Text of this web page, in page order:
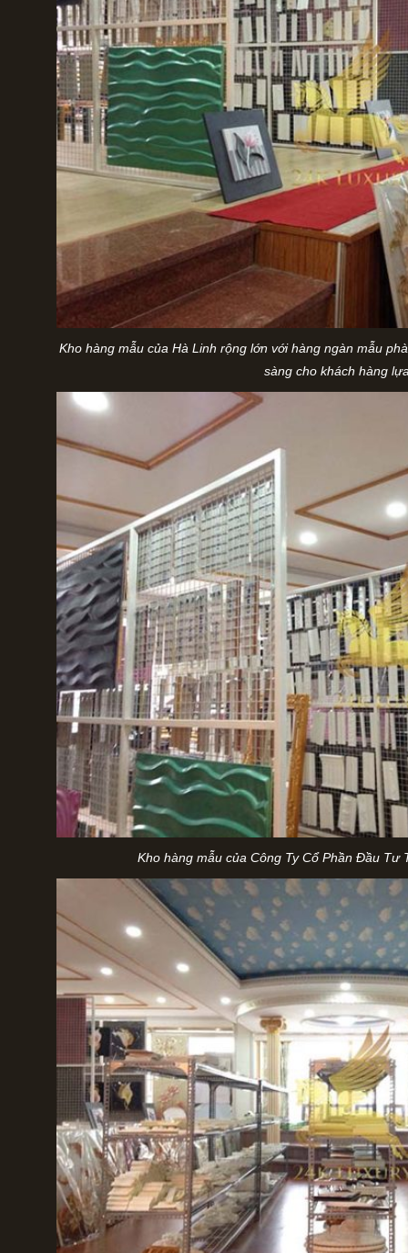
Kho hàng mẫu của Hà Linh rộng lớn với hàng ngàn mẫu
sàng cho khách hàng
Kho hàng mẫu của Công Ty Cổ Phần Đầu Tư